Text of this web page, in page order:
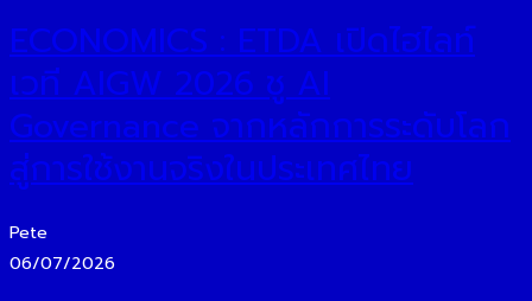
ECONOMICS : ETDA เปิดไฮไลท์
เวที AIGW 2026 ชู AI
Governance จากหลักการระดับโลก
สู่การใช้งานจริงในประเทศไทย
Pete
06/07/2026